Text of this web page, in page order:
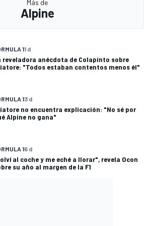
Más de
Alpine
11 d
reveladora anécdota de Colapinto sobre
"Todos estaban contentos menos él"
13 d
no encuentra explicación: "No sé por
Alpine no gana"
16 d
al coche y me eché a llorar", revela Ocon
su año al margen de la F1